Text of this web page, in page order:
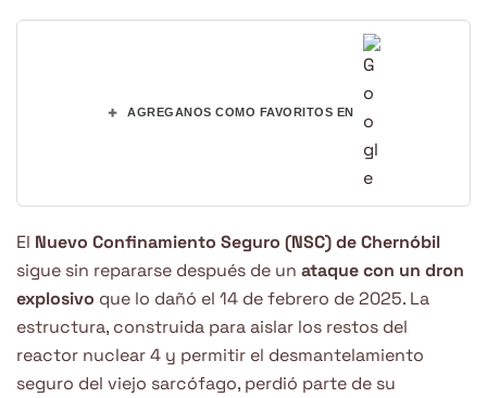
+ AGREGANOS COMO FAVORITOS EN
El Nuevo Confinamiento Seguro (NSC) de Chernóbil
sigue sin repararse después de un ataque con un dron
explosivo que lo dañó el 14 de febrero de 2025. La
estructura, construida para aislar los restos del
reactor nuclear 4 y permitir el desmantelamiento
seguro del viejo sarcófago, perdió parte de su